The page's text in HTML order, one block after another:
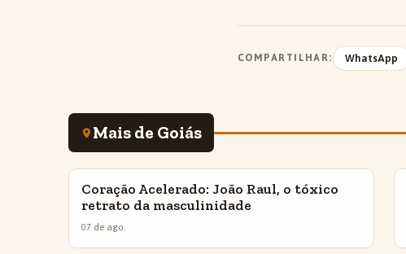
COMPARTILHAR: WhatsApp
Mais de Goiás
INSIGHTS
Coração Acelerado: João Raul, o tóxico
retrato da masculinidade
07 de ago.